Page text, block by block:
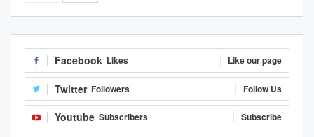
Facebook Likes Like our page
Twitter Followers Follow Us
Youtube Subscribers Subscribe